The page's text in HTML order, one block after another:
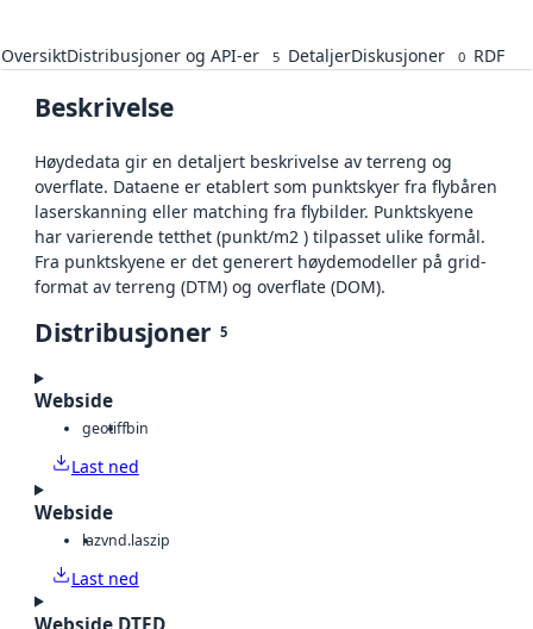
OversiktDistribusjoner og API-er 5 DetaljerDiskusjoner 0 RDF
Beskrivelse
Høydedata gir en detaljert beskrivelse av terreng og
overflate. Dataene er etablert som punktskyer fra flybåren
laserskanning eller matching fra flybilder. Punktskyene
har varierende tetthet (punkt/m2 ) tilpasset ulike formål.
Fra punktskyene er det generert høydemodeller på grid-
format av terreng (DTM) og overflate (DOM).
Distribusjoner 5
Webside
geotiffbin
Last ned
Webside
lazvnd.laszip
Last ned